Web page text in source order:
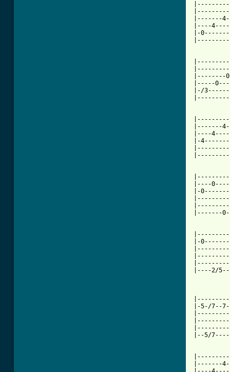
|-------
|----
|-
|--------
|-----
|-/
|-------
|----
|-
|----
|-
|-------
|-
|----2/
|-5-/7--
|--5/
|-------